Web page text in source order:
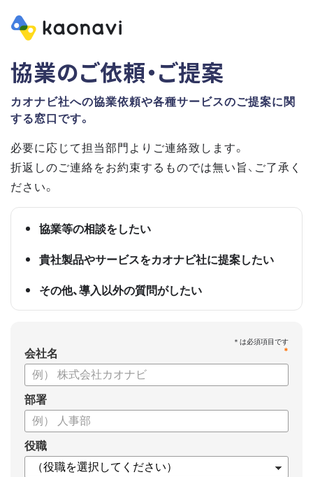
協業のご依頼・ご提案
カオナビ社への協業依頼や各種サービスのご提案に関
する窓口です。
必要に応じて担当部門よりご連絡致します。
折返しのご連絡をお約束するものでは無い旨、ご了承く
ださい。
協業等の相談をしたい
貴社製品やサービスをカオナビ社に提案したい
その他、導入以外の質問がしたい
*
会社名
部署
役職